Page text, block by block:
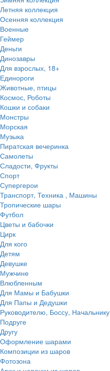
Летняя коллекция
Осенняя коллекция
Военные
Геймер
Деньги
Динозавры
Для взрослых, 18+
Единороги
Животные, птицы
Космос, Роботы
Кошки и собаки
Монстры
Морская
Музыка
Пиратская вечеринка
Самолеты
Сладости, Фрукты
Спорт
Супергерои
Транспорт, Техника , Машины
Тропические шары
Футбол
Цветы и бабочки
Цирк
Для кого
Детям
Девушке
Мужчине
Влюбленным
Для Мамы и Бабушки
Для Папы и Дедушки
Руководителю, Боссу, Начальнику
Подруге
Другу
Оформление шарами
Композиции из шаров
Фотозона